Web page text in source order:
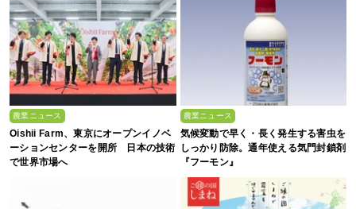
農業ニュース
Oishii Farm、東京にオープンイノベ
ーションセンターを開所 日本の技術
で世界市場へ
農業ニュース
気候変動で早く・長く発生する害虫を
しっかり防除。通年使える気門封鎖剤
『フーモン』